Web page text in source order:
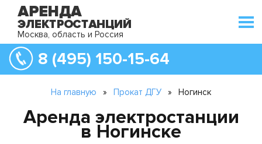
Москва, область и Россия
8 (495) 150-15-64
На главную » Прокат ДГУ » Ногинск
Аренда электростанции
в Ногинске